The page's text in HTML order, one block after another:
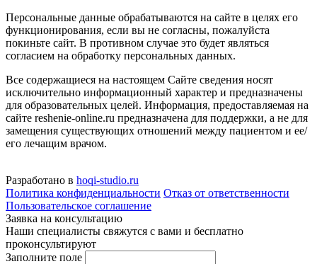
Персональные данные обрабатываются на сайте в целях его
функционирования, если вы не согласны, пожалуйста
покиньте сайт. В противном случае это будет являться
согласием на обработку персональных данных.
Все содержащиеся на настоящем Сайте сведения носят
исключительно информационный характер и предназначены
для образовательных целей. Информация, предоставляемая на
сайте reshenie-online.ru предназначена для поддержки, а не для
замещения существующих отношений между пациентом и ее/
его лечащим врачом.
Разработано в hoqi-studio.ru
Политика конфиденциальности Отказ от ответственности
Пользовательское соглашение
Заявка на консультацию
Наши специалисты свяжутся с вами и бесплатно
проконсультируют
Заполните поле